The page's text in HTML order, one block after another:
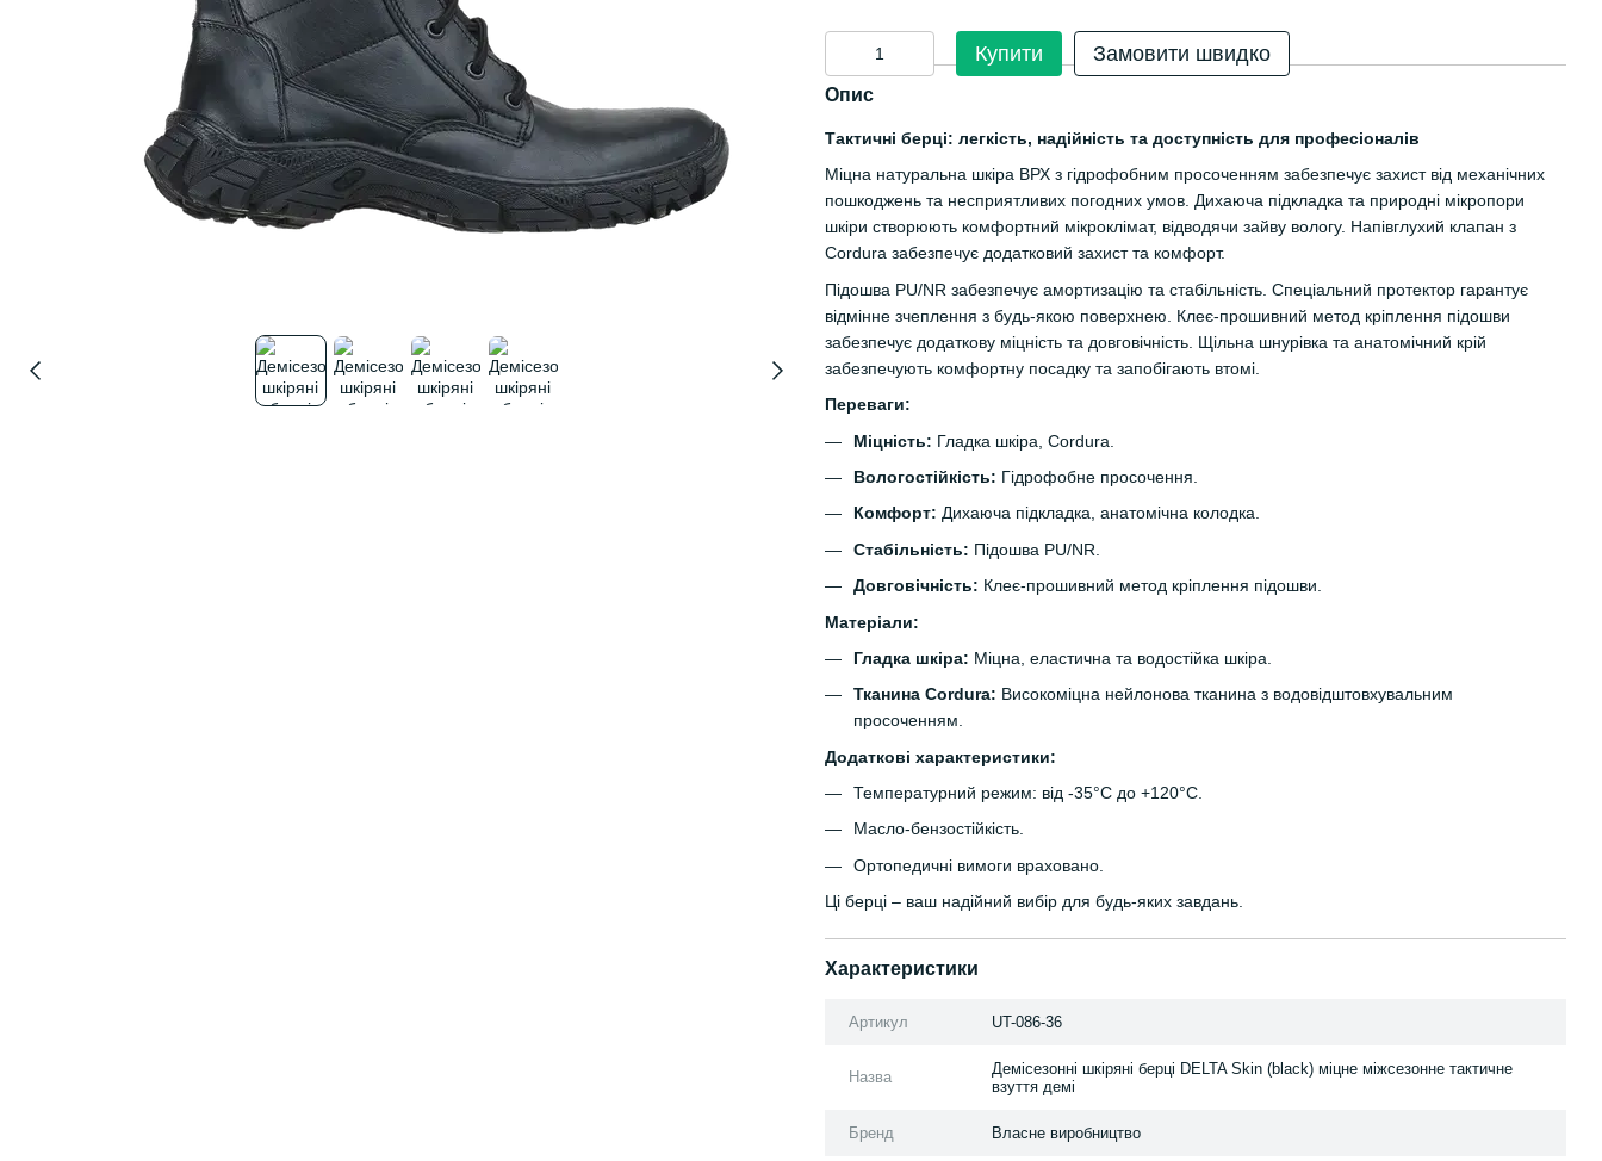
Купити Замовити швидко
Опис
Тактичні берці: легкість, надійність та доступність для професіоналів
Міцна натуральна шкіра ВРХ з гідрофобним просоченням забезпечує захист від механічних
пошкоджень та несприятливих погодних умов. Дихаюча підкладка та природні мікропори
шкіри створюють комфортний мікроклімат, відводячи зайву вологу. Напівглухий клапан з
Cordura забезпечує додатковий захист та комфорт.
Підошва PU/NR забезпечує амортизацію та стабільність. Спеціальний протектор гарантує
відмінне зчеплення з будь-якою поверхнею. Клеє-прошивний метод кріплення підошви
забезпечує додаткову міцність та довговічність. Щільна шнурівка та анатомічний крій
забезпечують комфортну посадку та запобігають втомі.
Переваги:
Міцність: Гладка шкіра, Cordura.
Вологостійкість: Гідрофобне просочення.
Комфорт: Дихаюча підкладка, анатомічна колодка.
Стабільність: Підошва PU/NR.
Довговічність: Клеє-прошивний метод кріплення підошви.
Матеріали:
Гладка шкіра: Міцна, еластична та водостійка шкіра.
Тканина Cordura: Високоміцна нейлонова тканина з водовідштовхувальним
просоченням.
Додаткові характеристики:
Температурний режим: від -35°C до +120°C.
Масло-бензостійкість.
Ортопедичні вимоги враховано.
Ці берці – ваш надійний вибір для будь-яких завдань.
Характеристики
Артикул UT-086-36
Назва
Демісезонні шкіряні берці DELTA Skin (black) міцне міжсезонне тактичне
взуття демі
Бренд Власне виробництво